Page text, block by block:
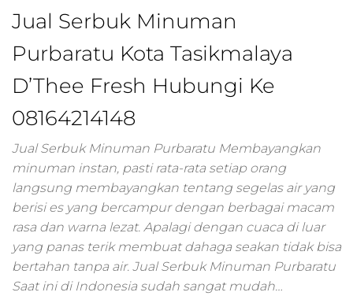
umkm,digital
marketing
umkm,pemasaran
digital
online
marketing,biaya
digital
marketing,harga
digital marketing,2
jam pahami digital
marketing untuk
memulai bisnis
jam pahami digital
Jual Serbuk Minuman
Purbaratu Kota Tasikmalaya
D’Thee Fresh Hubungi Ke
08164214148
Jual Serbuk Minuman Purbaratu Membayangkan
minuman instan, pasti rata-rata setiap orang
langsung membayangkan tentang segelas air yang
berisi es yang bercampur dengan berbagai macam
rasa dan warna lezat. Apalagi dengan cuaca di luar
yang panas terik membuat dahaga seakan tidak bisa
bertahan tanpa air. Jual Serbuk Minuman Purbaratu
Saat ini di Indonesia sudah sangat mudah…